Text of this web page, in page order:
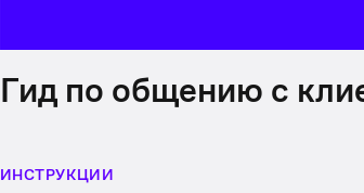
Гид по общению с
ИНСТРУКЦИИ